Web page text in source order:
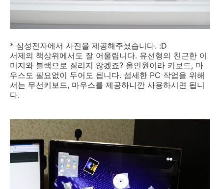
* 삼성전자에서 사진을 제공해주셨습니다. :D
서제의 책상위에서도 잘 어울립니다. 유선형의 친근한 이
미지와 블랙으로 질리지 않겠죠? 올인원이라 키보드, 마
우스도 필요없이 두어도 됩니다. 섬세한 PC 작업을 위해
서는 무선키보드, 마우스를 제공하니깐 사용하시면 됩니
다.